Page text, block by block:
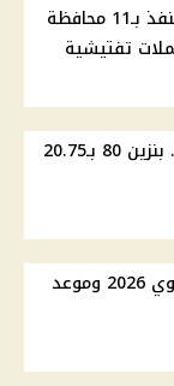
قرارات وزيرة التنمية المحلية تنفذ بـ11 محافظة
حملات تفتيشية
أسعار الوقود في مصر اليوم .. بنزين 80 بـ20.75
موقف ترحيل إجازة المولد النبوي 2026 وموعد